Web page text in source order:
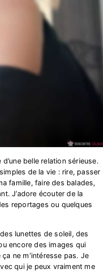
belle relation sérieuse.
de la vie : rire, passer
famille, faire des balades,
J’adore écouter de la
reportages ou quelques
lunettes de soleil, des
encore des images qui
ne m’intéresse pas. Je
qui je peux vraiment me